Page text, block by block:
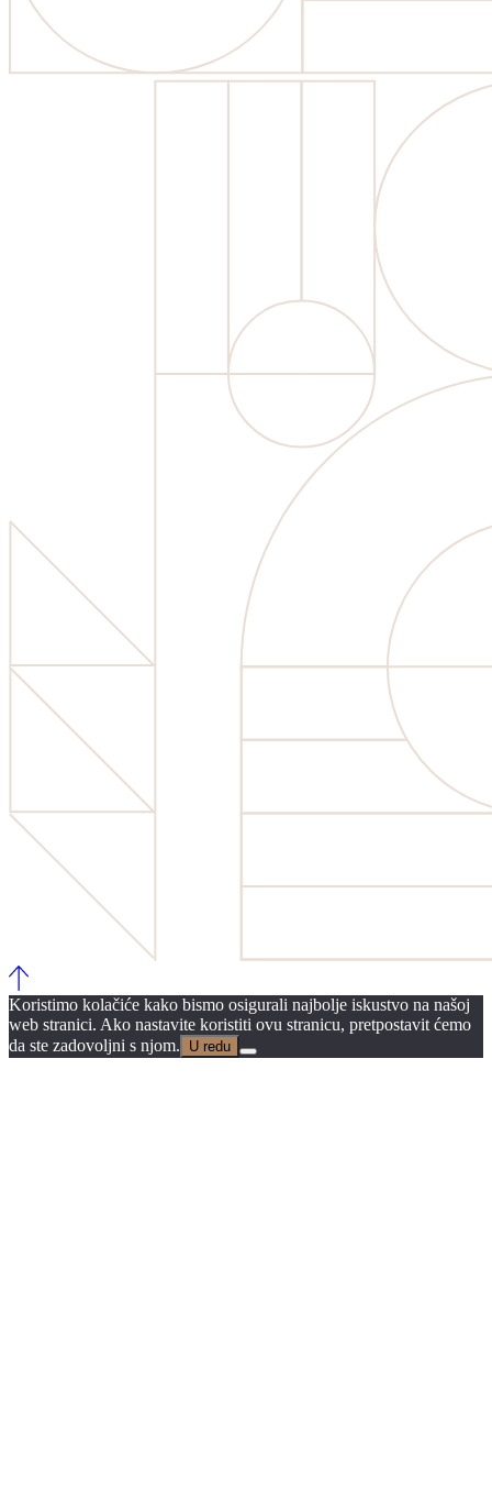
Koristimo kolačiće kako bismo osigurali najbolje iskustvo na našoj
web stranici. Ako nastavite koristiti ovu stranicu, pretpostavit ćemo
da ste zadovoljni s njom.
U redu